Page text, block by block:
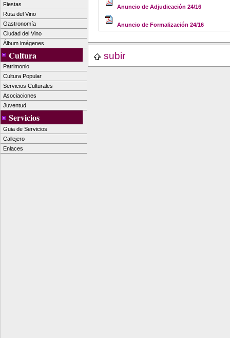
Fiestas
Ruta del Vino
Gastronomía
Ciudad del Vino
Álbum imágenes
Cultura
Patrimonio
Cultura Popular
Servicios Culturales
Asociaciones
Juventud
Servicios
Guia de Servicios
Callejero
Enlaces
Anuncio de Adjudicación 24/16
Anuncio de Formalización 24/16
subir